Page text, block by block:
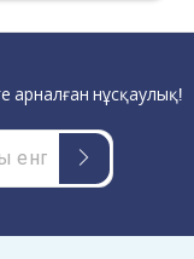
арналған нұсқаулық!